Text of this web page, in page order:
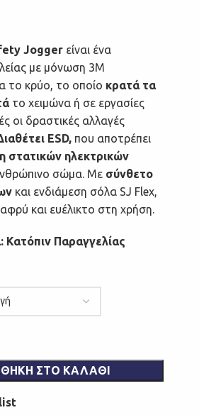
Jogger είναι ένα
με μόνωση 3M
το κρύο, το οποίο κρατά τα
το χειμώνα ή σε εργασίες
οι δραστικές αλλαγές
ESD, που αποτρέπει
στατικών ηλεκτρικών
σώμα. Με σύνθετο
και ενδιάμεση σόλα SJ Flex,
και ευέλικτο στη χρήση.
Κατόπιν Παραγγελίας
ΣΤΟ ΚΑΛΆΘΙ